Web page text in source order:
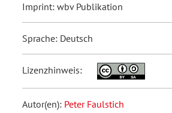
Imprint: wbv Publikation
Sprache: Deutsch
Lizenzhinweis:
Autor(en): Peter Faulstich